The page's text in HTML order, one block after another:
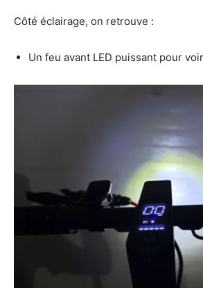
Côté éclairage, on retrouve :
Un feu avant LED puissant pour